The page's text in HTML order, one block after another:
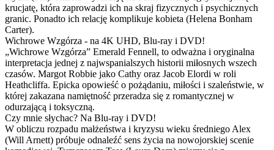
krucjatę, która zaprowadzi ich na skraj fizycznych i psychicznych
granic. Ponadto ich relację komplikuje kobieta (Helena Bonham
Carter).
Wichrowe Wzgórza - na 4K UHD, Blu-ray i DVD!
„Wichrowe Wzgórza” Emerald Fennell, to odważna i oryginalna
interpretacja jednej z najwspanialszych historii miłosnych wszech
czasów. Margot Robbie jako Cathy oraz Jacob Elordi w roli
Heathcliffa. Epicka opowieść o pożądaniu, miłości i szaleństwie, w
której zakazana namiętność przeradza się z romantycznej w
odurzającą i toksyczną.
Czy mnie słychac? Na Blu-ray i DVD!
W obliczu rozpadu małżeństwa i kryzysu wieku średniego Alex
(Will Arnett) próbuje odnaleźć sens życia na nowojorskiej scenie